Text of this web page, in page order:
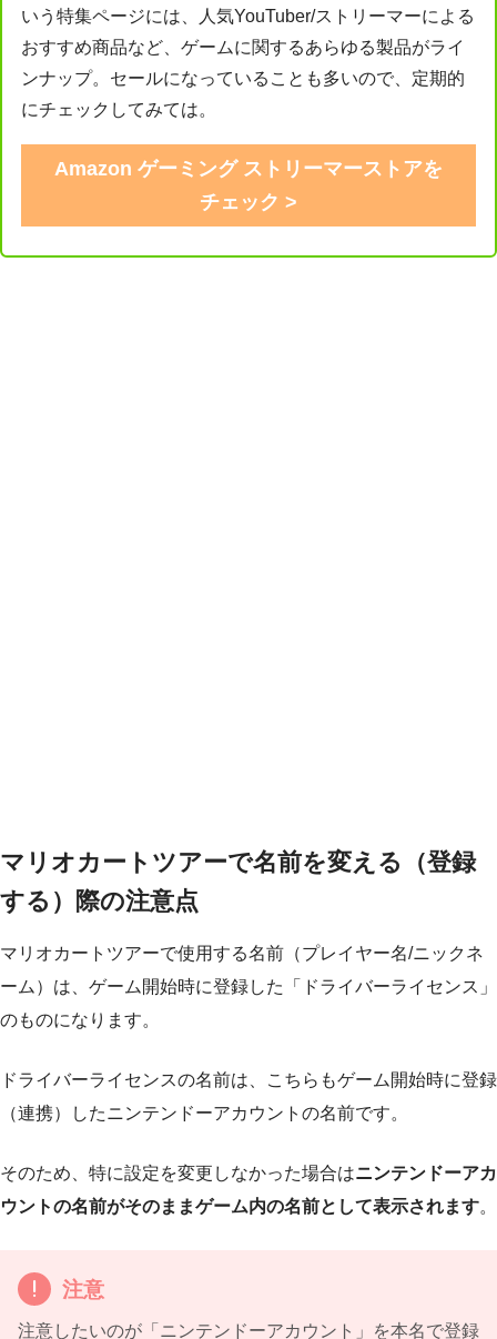
いう特集ページには、人気YouTuber/ストリーマーによる
おすすめ商品など、ゲームに関するあらゆる製品がライ
ンナップ。セールになっていることも多いので、定期的
にチェックしてみては。
Amazon ゲーミング ストリーマーストアを
チェック >
マリオカートツアーで名前を変える（登録
する）際の注意点
マリオカートツアーで使用する名前（プレイヤー名/ニックネ
ーム）は、ゲーム開始時に登録した「ドライバーライセンス」
のものになります。
ドライバーライセンスの名前は、こちらもゲーム開始時に登録
（連携）したニンテンドーアカウントの名前です。
そのため、特に設定を変更しなかった場合はニンテンドーアカ
ウントの名前がそのままゲーム内の名前として表示されます。
注意
注意したいのが「ニンテンドーアカウント」を本名で登録